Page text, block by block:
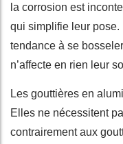
la corrosion est
qui simplifie leur
tendance à se
n’affecte en rien leur
Les gouttières en
Elles ne nécessitent
contrairement aux